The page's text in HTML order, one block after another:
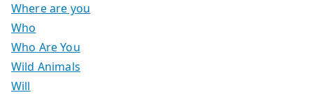
Where are you
Who
Who Are You
Wild Animals
Will